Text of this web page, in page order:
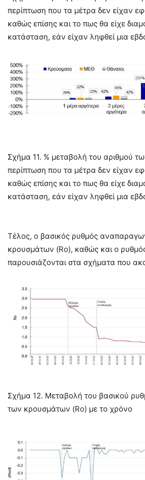
περίπτωση που τα μέτρα δεν είχαν
καθώς επίσης και το πως θα είχε
κατάσταση, εάν είχαν ληφθεί μια
Σχήμα 11. % μεταβολή του αριθμού
περίπτωση που τα μέτρα δεν είχαν
καθώς επίσης και το πως θα είχε
κατάσταση, εάν είχαν ληφθεί μια
Τέλος, ο βασικός ρυθμός
κρουσμάτων (Ro), καθώς και ο
παρουσιάζονται στα σχήματα που
Σχήμα 12. Μεταβολή του βασικού
των κρουσμάτων (Ro) με το χρόνο